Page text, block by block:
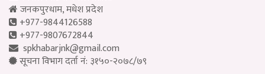
जनकपुरधाम, मधेश प्रदेश
+977-9844126588
+977-9807672844
spkhabarjnk@gmail.com
सूचना विभाग दर्ता नं: ३१५०-२०७८/७९